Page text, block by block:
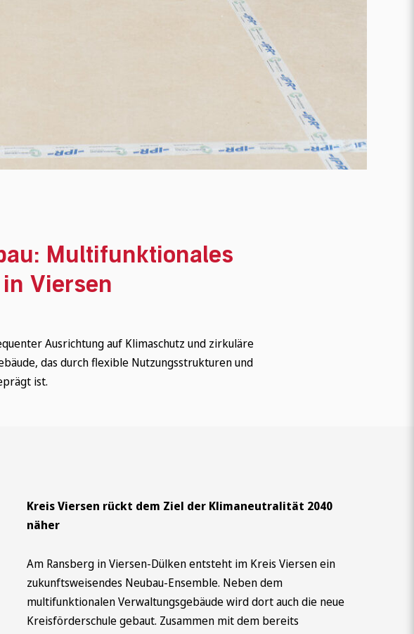
Multifunktionales
Viersen
Ausrichtung auf Klimaschutz und zirkuläre
das durch flexible Nutzungsstrukturen und
ist.
Kreis Viersen rückt dem Ziel der Klimaneutralität 2040
näher
Am Ransberg in Viersen-Dülken entsteht im Kreis Viersen ein
zukunftsweisendes Neubau-Ensemble. Neben dem
multifunktionalen Verwaltungsgebäude wird dort auch die neue
Kreisförderschule gebaut. Zusammen mit dem bereits